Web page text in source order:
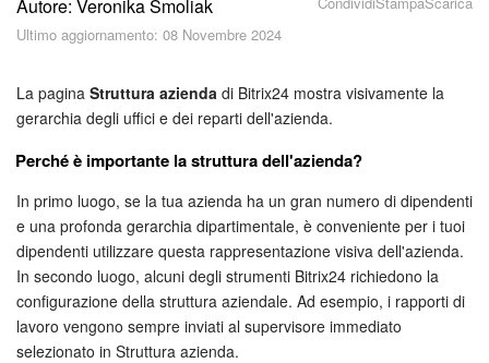
Piani e pagamento
Come iniziare?
CoPilot: IA in Bitrix24
Feed
Messenger
Collab
Autore: Veronika Smoliak
Ultimo aggiornamento: 08 Novembre 2024
La pagina Struttura azienda di Bitrix24 mostra visivamente la
gerarchia degli uffici e dei reparti dell'azienda.
Perché è importante la struttura dell'azienda?
In primo luogo, se la tua azienda ha un gran numero di dipendenti
e una profonda gerarchia dipartimentale, è conveniente per i tuoi
dipendenti utilizzare questa rappresentazione visiva dell'azienda.
In secondo luogo, alcuni degli strumenti Bitrix24 richiedono la
configurazione della struttura aziendale. Ad esempio, i rapporti di
lavoro vengono sempre inviati al supervisore immediato
selezionato in Struttura azienda.